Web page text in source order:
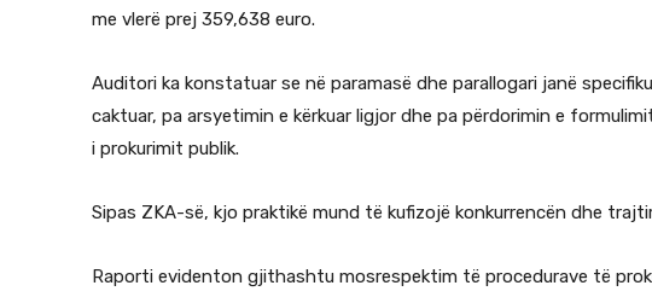
me vlerë prej 359,638 euro.
Auditori ka konstatuar se në paramasë dhe parallogari janë
caktuar, pa arsyetimin e kërkuar ligjor dhe pa përdorimin e
i prokurimit publik.
Sipas ZKA-së, kjo praktikë mund të kufizojë konkurrencën dhe
Raporti evidenton gjithashtu mosrespektim të procedurave të